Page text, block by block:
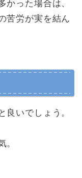
かった場合は、
苦労が実を結ん
良いでしょう。
。